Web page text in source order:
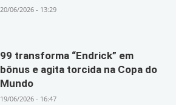
20/06/2026 - 13:29
99 transforma “Endrick” em
bônus e agita torcida na Copa do
Mundo
19/06/2026 - 16:47